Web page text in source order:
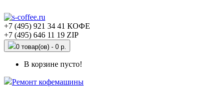
+7 (495) 921 34 41 КОФЕ
+7 (495) 646 11 19 ZIP
0 товар(ов) - 0 р.
В корзине пусто!
Ремонт кофемашины